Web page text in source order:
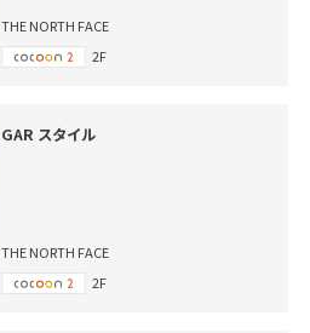
THE NORTH FACE
2F
GAR スタイル
THE NORTH FACE
2F